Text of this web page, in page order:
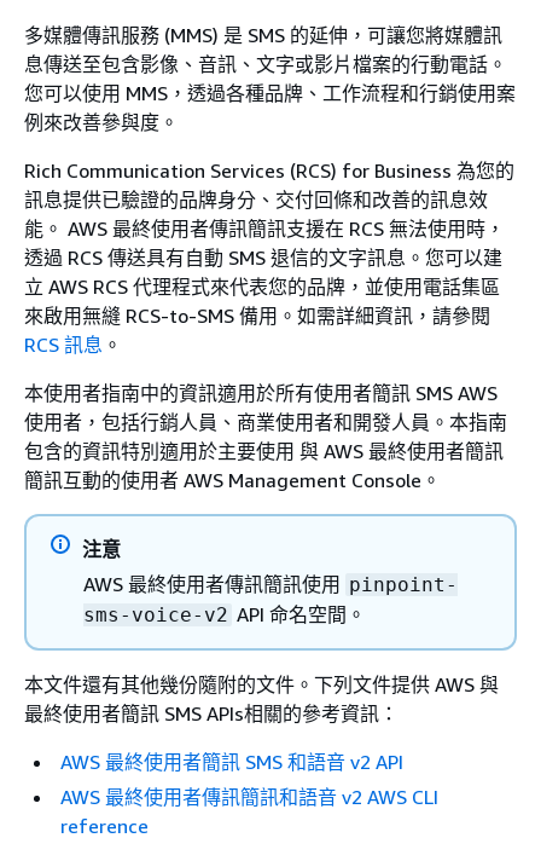
多媒體傳訊服務 (MMS) 是 SMS 的延伸，可讓您將媒體訊
息傳送至包含影像、音訊、文字或影片檔案的行動電話。
您可以使用 MMS，透過各種品牌、工作流程和行銷使用案
例來改善參與度。
Rich Communication Services (RCS) for Business 為您的
訊息提供已驗證的品牌身分、交付回條和改善的訊息效
能。 AWS 最終使用者傳訊簡訊支援在 RCS 無法使用時，
透過 RCS 傳送具有自動 SMS 退信的文字訊息。您可以建
立 AWS RCS 代理程式來代表您的品牌，並使用電話集區
來啟用無縫 RCS-to-SMS 備用。如需詳細資訊，請參閱
RCS 訊息 。
本使用者指南中的資訊適用於所有使用者簡訊 SMS AWS
使用者，包括行銷人員、商業使用者和開發人員。本指南
包含的資訊特別適用於主要使用 與 AWS 最終使用者簡訊
簡訊互動的使用者 AWS Management Console。
注意
AWS 最終使用者傳訊簡訊使用 pinpoint-
sms-voice-v2 API 命名空間。
本文件還有其他幾份隨附的文件。下列文件提供 AWS 與
最終使用者簡訊 SMS APIs相關的參考資訊：
AWS 最終使用者簡訊 SMS 和語音 v2 API
AWS 最終使用者傳訊簡訊和語音 v2 AWS CLI
reference